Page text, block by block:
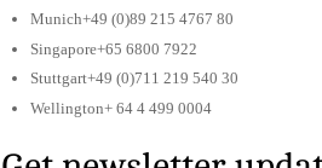
Munich+49 (0)89 215 4767 80
Singapore+65 6800 7922
Stuttgart+49 (0)711 219 540 30
Wellington+ 64 4 499 0004